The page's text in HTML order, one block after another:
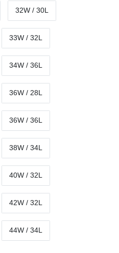
32W / 30L
33W / 32L
34W / 36L
36W / 28L
36W / 36L
38W / 34L
40W / 32L
42W / 32L
44W / 34L